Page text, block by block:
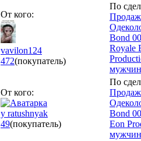
От кого:
vavilon124
472(покупатель)
По
Bond
Royale
мужчин
От кого:
y ratushnyak
49(покупатель)
По
Bond
Eon
мужчин